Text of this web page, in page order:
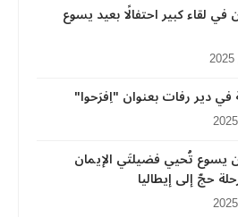
في لقاء كبير احتفالًا بعيد يسوع
في دير رفات بعنوان "اِفرَحوا"
يسوع تُحيي فضيلتَي الإيمان
حجّ إلى إيطاليا